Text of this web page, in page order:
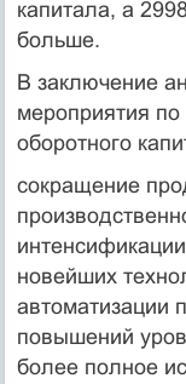
капитала, а
больше.
В заключение
мероприятия
оборотного
сокращение
новей­ших
автоматизации
повышений
более полное